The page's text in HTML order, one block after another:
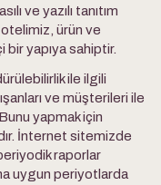
ve yazılı tanıtım
ürün ve
yapıya sahiptir.
ile ilgili
ve müşterileri ile
yapmak için
İnternet sitemizde
raporlar
uygun periyotlarda